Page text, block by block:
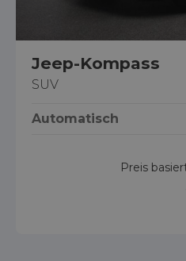
Jeep-Kompass
SUV
Automatisch
Preis